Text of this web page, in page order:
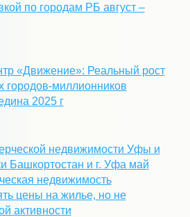
по городам РБ август –
«Движение»: Реальный рост
городов-миллионников
2025 г
недвижимости Уфы и
Башкортостан и г. Уфа май
недвижимость
цены на жилье, но не
активности